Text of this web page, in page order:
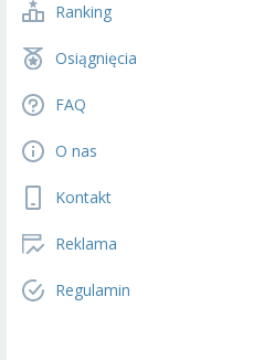
Ranking
Osiągnięcia
FAQ
O nas
Kontakt
Reklama
Regulamin